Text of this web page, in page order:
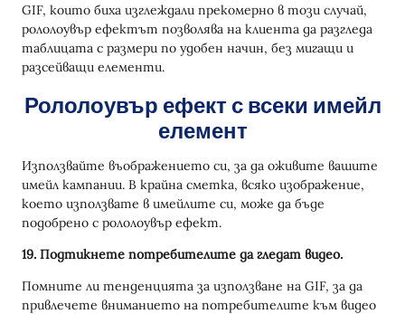
GIF, които биха изглеждали прекомерно в този случай,
рололоувър ефектът позволява на клиента да разгледа
таблицата с размери по удобен начин, без мигащи и
разсейващи елементи.
Рололоувър ефект с всеки имейл
елемент
Използвайте въображението си, за да оживите вашите
имейл кампании. В крайна сметка, всяко изображение,
което използвате в имейлите си, може да бъде
подобрено с рололоувър ефект.
19. Подтикнете потребителите да гледат видео.
Помните ли тенденцията за използване на GIF, за да
привлечете вниманието на потребителите към видео